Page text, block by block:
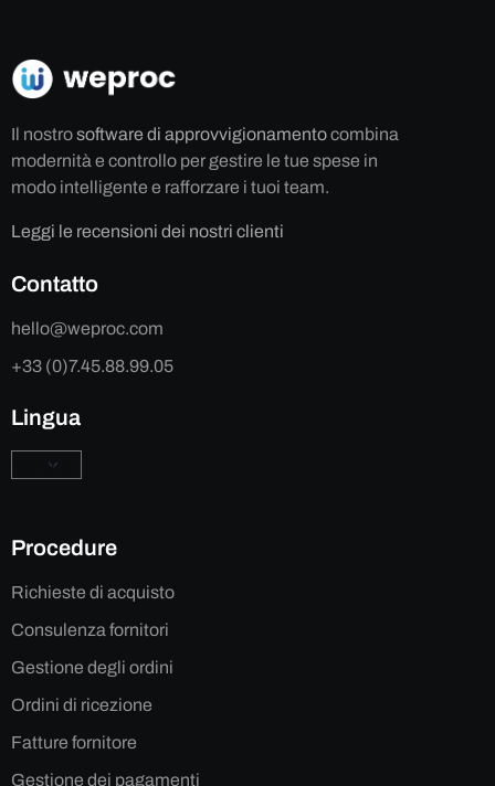
Il nostrosoftware di approvvigionamentocombina
modernità e controllo per gestire le tue spese in
modo intelligente e rafforzare i tuoi team.
Leggi le recensioni dei nostri clienti
Contatto
hello@weproc.com
+33 (0)7.45.88.99.05
Lingua
Procedure
Richieste di acquisto
Consulenza fornitori
Gestione degli ordini
Ordini di ricezione
Fatture fornitore
Gestione dei pagamenti